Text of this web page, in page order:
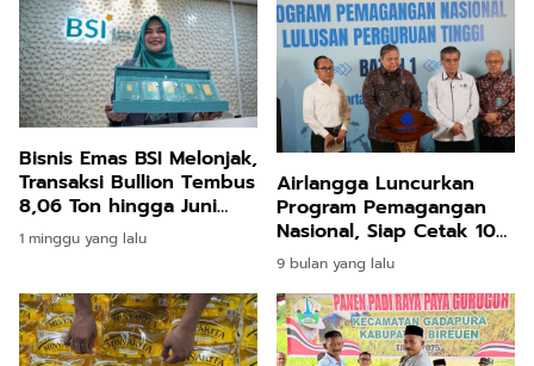
Bisnis Emas BSI Melonjak,
Transaksi Bullion Tembus
8,06 Ton hingga Juni
2026
1 minggu yang lalu
Airlangga Luncurkan
Program Pemagangan
Nasional, Siap Cetak 100
Ribu Lulusan Siap Kerja
Tahun Ini
9 bulan yang lalu